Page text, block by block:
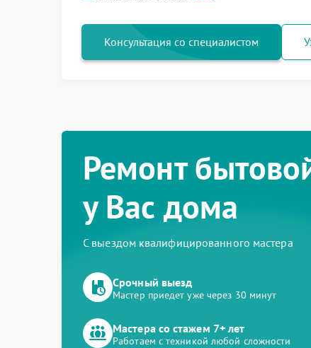
Консультация со специалистом
Ремонт
у Вас дома
С выездом квалифицированного мастера
Срочный выезд
Мастер приедет уже через 30 минут
Мастера со стажем 7+ лет
Работаем с техникой любой сложности